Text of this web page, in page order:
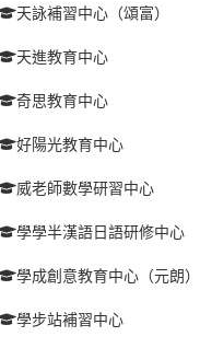
天詠補習中心（頌富）
天進教育中心
奇思教育中心
好陽光教育中心
威老師數學研習中心
學學半漢語日語研修中心
學成創意教育中心（元朗）
學步站補習中心